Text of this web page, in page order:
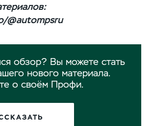
@autompsru
обзор? Вы можете стать
нового материала.
о своём Профи.